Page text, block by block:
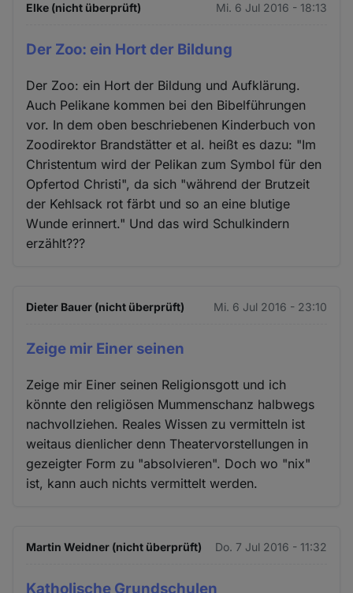
Elke (nicht überprüft) Mi. 6 Jul 2016 - 18:13
Der Zoo: ein Hort der Bildung
Der Zoo: ein Hort der Bildung und Aufklärung.
Auch Pelikane kommen bei den Bibelführungen
vor. In dem oben beschriebenen Kinderbuch von
Zoodirektor Brandstätter et al. heißt es dazu: "Im
Christentum wird der Pelikan zum Symbol für den
Opfertod Christi", da sich "während der Brutzeit
der Kehlsack rot färbt und so an eine blutige
Wunde erinnert." Und das wird Schulkindern
erzählt???
Dieter Bauer (nicht überprüft) Mi. 6 Jul 2016 - 23:10
Zeige mir Einer seinen
Zeige mir Einer seinen Religionsgott und ich
könnte den religiösen Mummenschanz halbwegs
nachvollziehen. Reales Wissen zu vermitteln ist
weitaus dienlicher denn Theatervorstellungen in
gezeigter Form zu "absolvieren". Doch wo "nix"
ist, kann auch nichts vermittelt werden.
Martin Weidner (nicht überprüft) Do. 7 Jul 2016 - 11:32
Katholische Grundschulen